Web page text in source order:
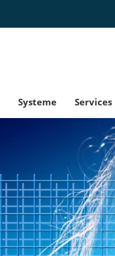
Systeme Services